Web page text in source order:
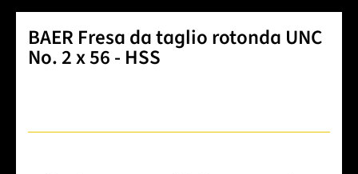
BAER Fresa da taglio rotonda UNC
No. 2 x 56 - HSS